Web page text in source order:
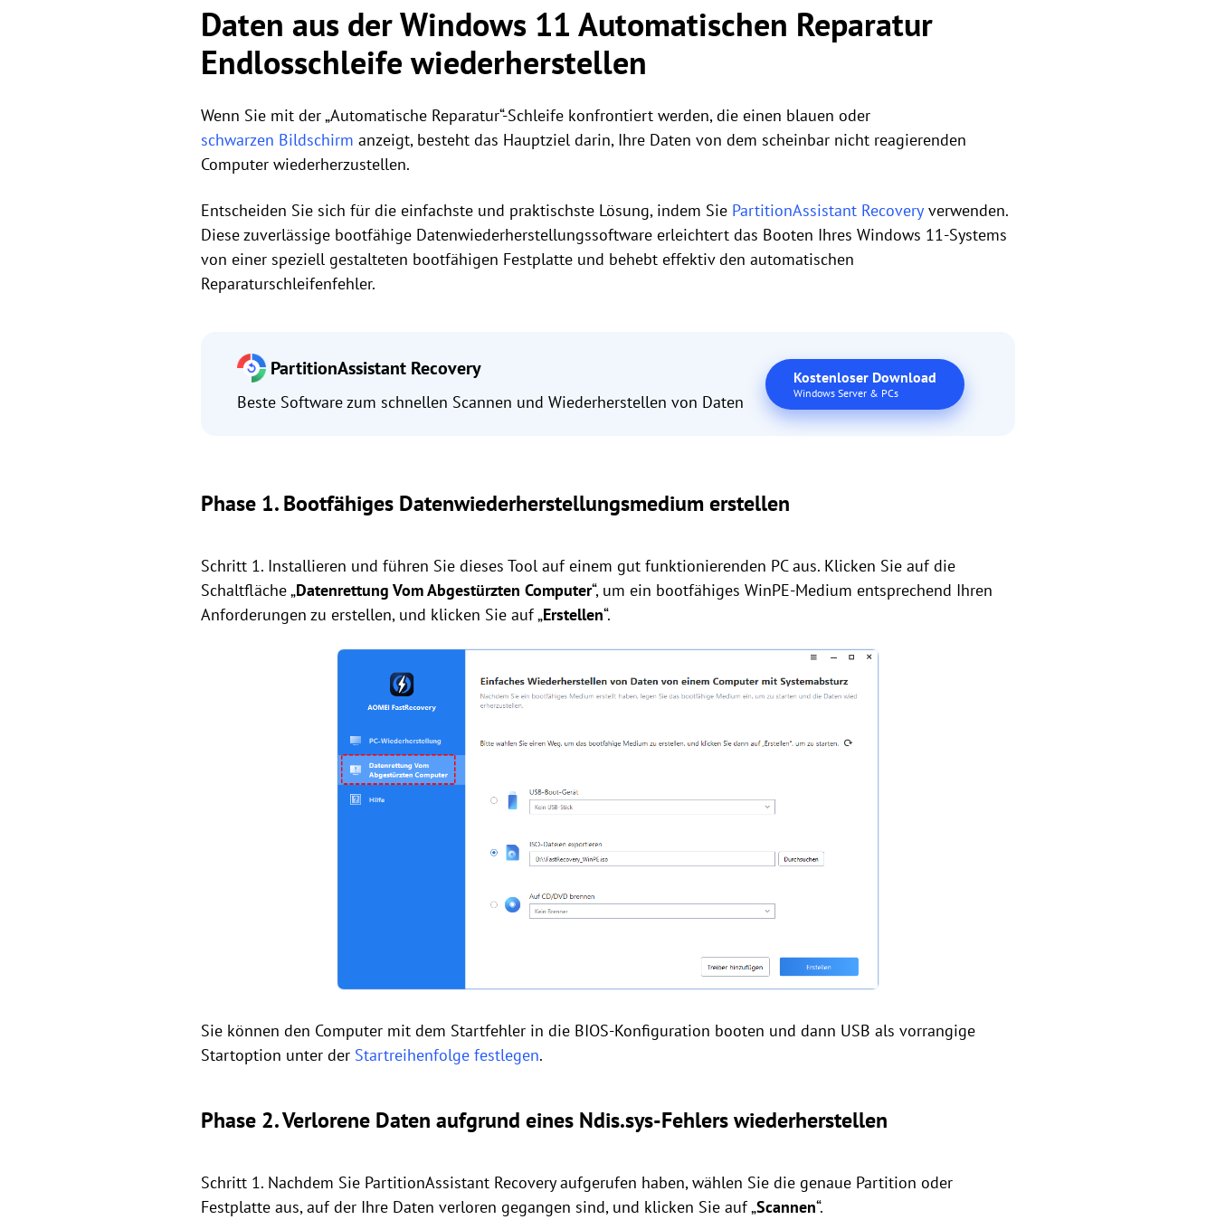
Daten aus der Windows 11 Automatischen Reparatur
Endlosschleife wiederherstellen
Wenn Sie mit der „Automatische Reparatur“-Schleife konfrontiert werden, die einen blauen oder
schwarzen Bildschirm anzeigt, besteht das Hauptziel darin, Ihre Daten von dem scheinbar nicht reagierenden
Computer wiederherzustellen.
Entscheiden Sie sich für die einfachste und praktischste Lösung, indem Sie PartitionAssistant Recovery verwenden.
Diese zuverlässige bootfähige Datenwiederherstellungssoftware erleichtert das Booten Ihres Windows 11-Systems
von einer speziell gestalteten bootfähigen Festplatte und behebt effektiv den automatischen
Reparaturschleifenfehler.
PartitionAssistant Recovery
Beste Software zum schnellen Scannen und Wiederherstellen von Daten
Kostenloser Download
Windows Server & PCs
Phase 1. Bootfähiges Datenwiederherstellungsmedium erstellen
Schritt 1. Installieren und führen Sie dieses Tool auf einem gut funktionierenden PC aus. Klicken Sie auf die
Schaltfläche „Datenrettung Vom Abgestürzten Computer“, um ein bootfähiges WinPE-Medium entsprechend Ihren
Anforderungen zu erstellen, und klicken Sie auf „Erstellen“.
Sie können den Computer mit dem Startfehler in die BIOS-Konfiguration booten und dann USB als vorrangige
Startoption unter der Startreihenfolge festlegen.
Phase 2. Verlorene Daten aufgrund eines Ndis.sys-Fehlers wiederherstellen
Schritt 1. Nachdem Sie PartitionAssistant Recovery aufgerufen haben, wählen Sie die genaue Partition oder
Festplatte aus, auf der Ihre Daten verloren gegangen sind, und klicken Sie auf „Scannen“.